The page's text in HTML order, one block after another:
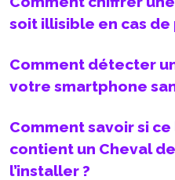
soit illisible en cas de
Comment détecter
votre smartphone
Comment savoir si
contient un Cheval
l’installer ?